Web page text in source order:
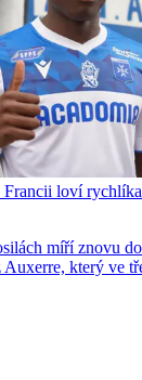
Francii loví
míří znovu
Auxerre, který ve